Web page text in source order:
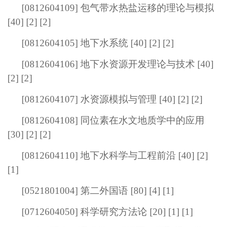
[0812604109] 包气带水热盐运移的理论与模拟
[40] [2] [2]
[0812604105] 地下水系统 [40] [2] [2]
[0812604106] 地下水资源开发理论与技术 [40]
[2] [2]
[0812604107] 水资源模拟与管理 [40] [2] [2]
[0812604108] 同位素在水文地质学中的应用
[30] [2] [2]
[0812604110] 地下水科学与工程前沿 [40] [2]
[1]
[0521801004] 第二外国语 [80] [4] [1]
[0712604050] 科学研究方法论 [20] [1] [1]